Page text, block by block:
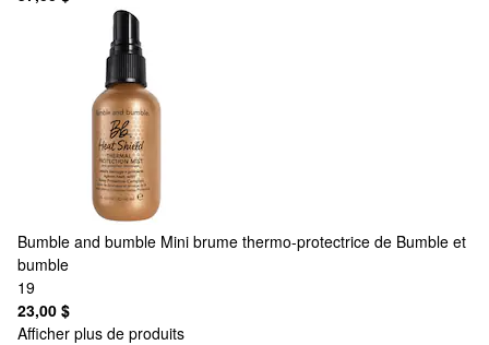
Bumble and bumble Mini brume thermo-protectrice de Bumble et
bumble
19
23,00 $
Afficher plus de produits